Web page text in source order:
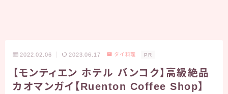
2022.02.06 2023.06.17 タイ料理 PR
【モンティエン ホテル バンコク】高級絶品
カオマンガイ【Ruenton Coffee Shop】